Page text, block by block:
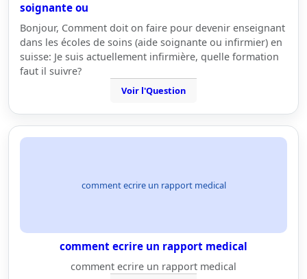
soignante ou
Bonjour, Comment doit on faire pour devenir enseignant
dans les écoles de soins (aide soignante ou infirmier) en
suisse: Je suis actuellement infirmière, quelle formation
faut il suivre?
Voir l'Question
comment ecrire un rapport medical
comment ecrire un rapport medical
comment ecrire un rapport medical